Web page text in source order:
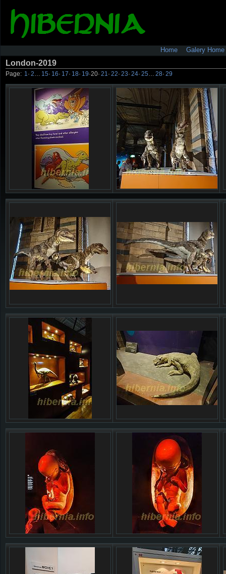
Home Galery Home
London-2019
Page: 1 · 2 15· 16· 17· 18· 19·20· 21 · 22· 23· 24· 25 28· 29